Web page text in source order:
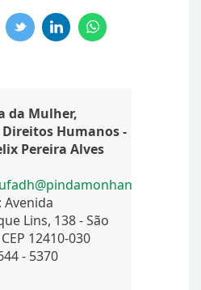
da Mulher,
Humanos -
Pereira Alves
Avenida
Lins, 138 - São
12410-030
- 5370